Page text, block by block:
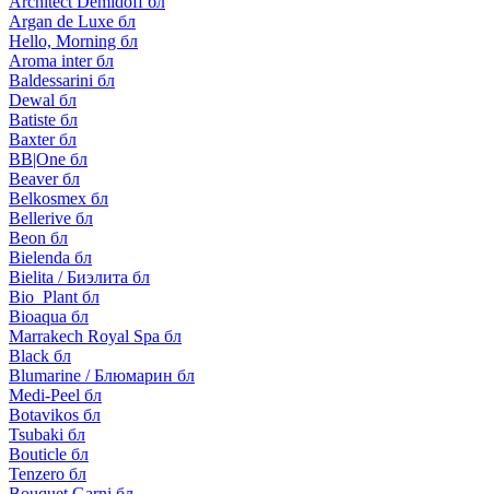
Argan de Luxe бл
Hello, Morning бл
Aroma inter бл
Baldessarini бл
Dewal бл
Batiste бл
Baxter бл
BB|One бл
Beaver бл
Belkosmex бл
Bellerive бл
Beon бл
Bielenda бл
Bielita / Биэлита бл
Bio_Plant бл
Bioaqua бл
Marrakech Royal Spa бл
Black бл
Blumarine / Блюмарин бл
Medi-Peel бл
Botavikos бл
Tsubaki бл
Bouticle бл
Tenzero бл